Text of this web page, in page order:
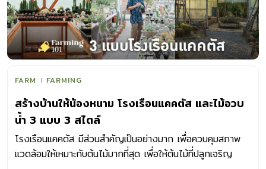
FARM FARMING
สร้างบ้านให้น้องหนาม โรงเรือนแคคตัส และไม้อวบ
น้ำ 3 แบบ 3 สไตล์
โรงเรือนแคคตัส มีส่วนสำคัญเป็นอย่างมาก เพื่อควบคุมสภาพ
แวดล้อมให้เหมาะกับต้นไม้มากที่สุด เพื่อให้ต้นไม้ที่ปลูกเจริญ